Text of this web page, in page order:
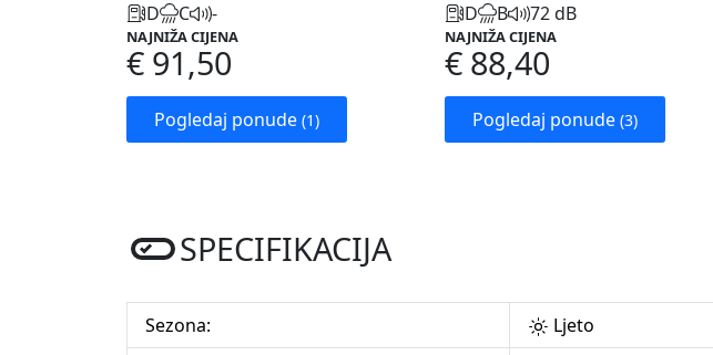
D C -
NAJNIŽA CIJENA
€ 91,50
Pogledaj ponude (1)
D B 72 dB
NAJNIŽA CIJENA
€ 88,40
Pogledaj ponude (3)
SPECIFIKACIJA
Sezona:
Ljeto